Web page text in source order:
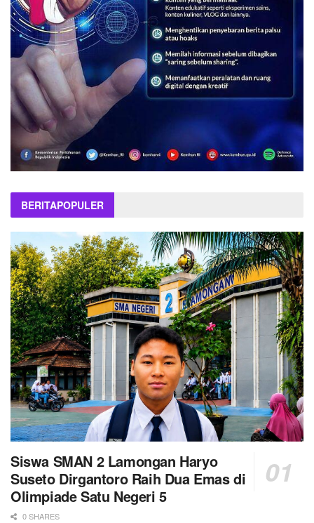
BERITAPOPULER
Siswa SMAN 2 Lamongan Haryo
Suseto Dirgantoro Raih Dua Emas di
Olimpiade Satu Negeri 5
0 SHARES